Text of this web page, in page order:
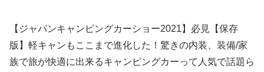
【ジャパンキャンピングカーショー2021】必見【保存
版】軽キャンもここまで進化した！驚きの内装、装備/家
族で旅が快適に出来るキャンピングカーって人気で話題ら